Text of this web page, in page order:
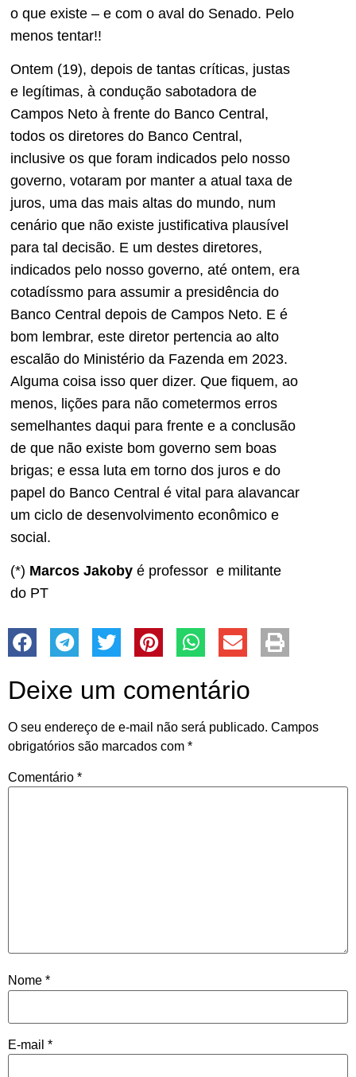
o que existe – e com o aval do Senado. Pelo
menos tentar!!
Ontem (19), depois de tantas críticas, justas
e legítimas, à condução sabotadora de
Campos Neto à frente do Banco Central,
todos os diretores do Banco Central,
inclusive os que foram indicados pelo nosso
governo, votaram por manter a atual taxa de
juros, uma das mais altas do mundo, num
cenário que não existe justificativa plausível
para tal decisão. E um destes diretores,
indicados pelo nosso governo, até ontem, era
cotadíssmo para assumir a presidência do
Banco Central depois de Campos Neto. E é
bom lembrar, este diretor pertencia ao alto
escalão do Ministério da Fazenda em 2023.
Alguma coisa isso quer dizer. Que fiquem, ao
menos, lições para não cometermos erros
semelhantes daqui para frente e a conclusão
de que não existe bom governo sem boas
brigas; e essa luta em torno dos juros e do
papel do Banco Central é vital para alavancar
um ciclo de desenvolvimento econômico e
social.
(*) Marcos Jakoby é professor e militante
do PT
Deixe um comentário
O seu endereço de e-mail não será publicado. Campos
obrigatórios são marcados com *
Comentário *
Nome *
E-mail *